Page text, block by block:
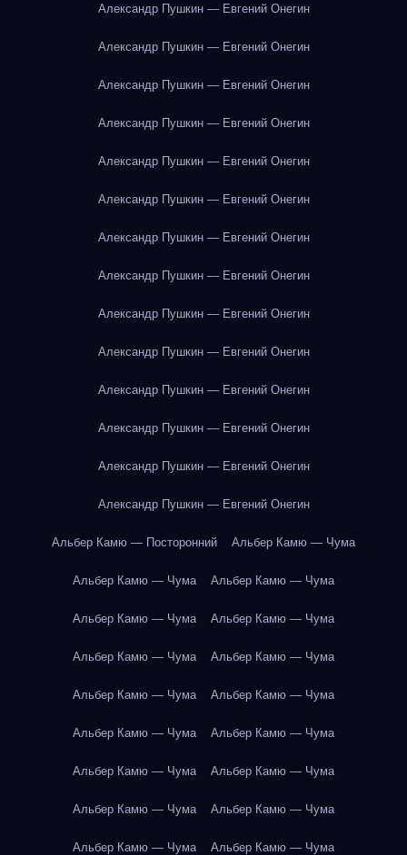
Александр Пушкин — Евгений Онегин
Александр Пушкин — Евгений Онегин
Александр Пушкин — Евгений Онегин
Александр Пушкин — Евгений Онегин
Александр Пушкин — Евгений Онегин
Александр Пушкин — Евгений Онегин
Александр Пушкин — Евгений Онегин
Александр Пушкин — Евгений Онегин
Александр Пушкин — Евгений Онегин
Александр Пушкин — Евгений Онегин
Александр Пушкин — Евгений Онегин
Александр Пушкин — Евгений Онегин
Александр Пушкин — Евгений Онегин
Александр Пушкин — Евгений Онегин
Альбер Камю — Посторонний Альбер Камю — Чума
Альбер Камю — Чума Альбер Камю — Чума
Альбер Камю — Чума Альбер Камю — Чума
Альбер Камю — Чума Альбер Камю — Чума
Альбер Камю — Чума Альбер Камю — Чума
Альбер Камю — Чума Альбер Камю — Чума
Альбер Камю — Чума Альбер Камю — Чума
Альбер Камю — Чума Альбер Камю — Чума
Альбер Камю — Чума Альбер Камю — Чума